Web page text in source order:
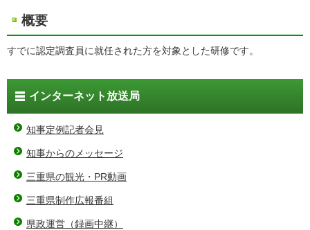
概要
すでに認定調査員に就任された方を対象とした研修です。
インターネット放送局
知事定例記者会見
知事からのメッセージ
三重県の観光・PR動画
三重県制作広報番組
県政運営（録画中継）